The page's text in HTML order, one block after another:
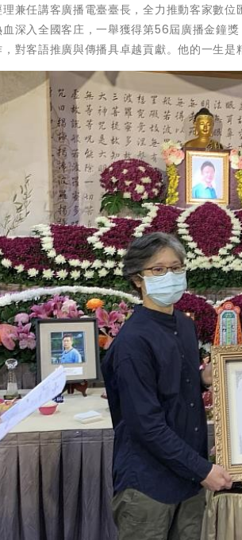
兼任講客廣播電臺臺長，全力推動客家數
深入全國客庄，一舉獲得第56屆廣播金鐘
對客語推廣與傳播具卓越貢獻。他的一生是